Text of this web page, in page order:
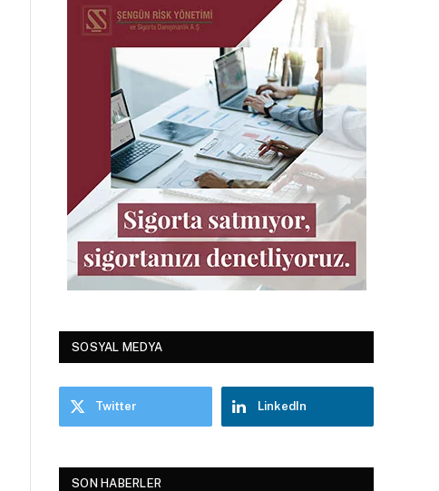
SOSYAL MEDYA
Twitter LinkedIn
SON HABERLER